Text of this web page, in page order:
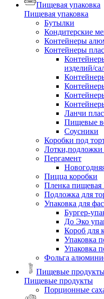
Пищевая упаковка
Пищевая упаковка
Бутылки
Кондитерские
Контейнеры
Контейнеры
изделий/
Ланчи
Пищевые
Соусники
Коробки под
Пергамент
Пицца коробки
Пленка
Подложка для
Упаковка для
Бургер-
До Эко
Короб для
Упаковка
Упаковка
Фольга
Пищевые
Пищевые продукты
Порционные